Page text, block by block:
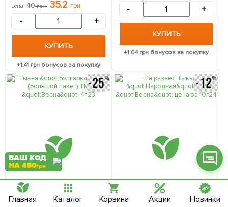
цена 40грн 35.2 грн
- +
КУПИТЬ
+1.41 грн бонусов за покупку
- +
КУПИТЬ
+1.64грн бонусов за покупку
Фейсбук
Телеграм
Вайбер
Інстаграм
ВАШ КОД
НА 450грн
Главная Каталог Корзина Акции Новинки